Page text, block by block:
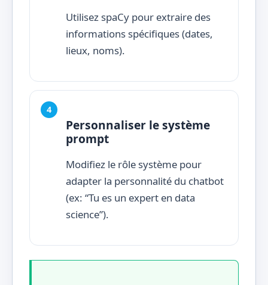
Utilisez spaCy pour extraire des
informations spécifiques (dates,
lieux, noms).
Personnaliser le système
prompt
Modifiez le rôle système pour
adapter la personnalité du chatbot
(ex: “Tu es un expert en data
science”).